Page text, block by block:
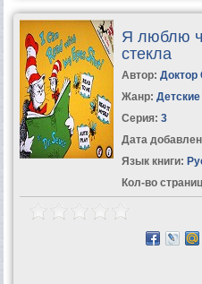
Я люблю
стекла
Автор: Доктор
Жанр: Детские
Серия: 3
Дата
Язык книги:
Кол-во